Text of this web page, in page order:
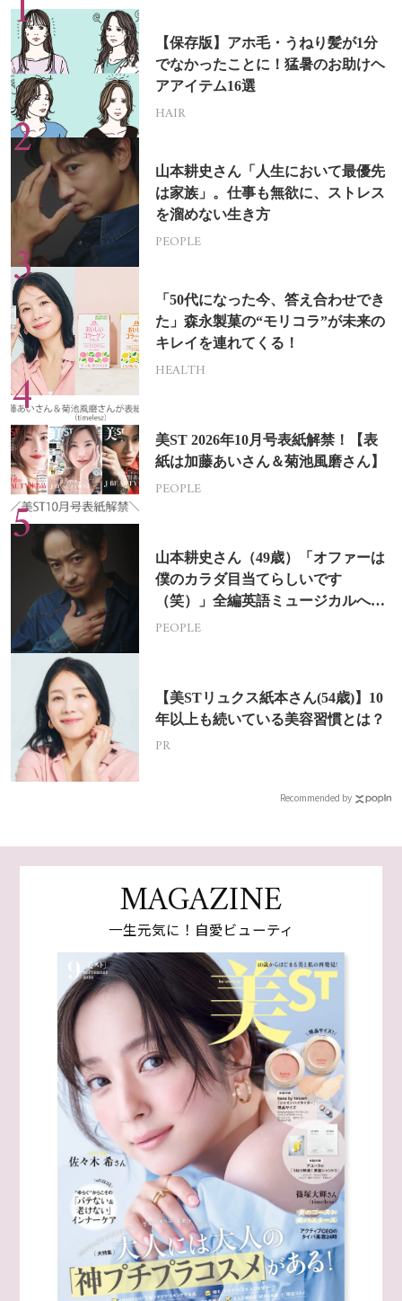
【保存版】アホ毛・うねり髪が1分
でなかったことに！猛暑のお助けヘ
アアイテム16選
HAIR
山本耕史さん「人生において最優先
は家族」。仕事も無欲に、ストレス
を溜めない生き方
PEOPLE
「50代になった今、答え合わせでき
た」森永製菓の“モリコラ”が未来の
キレイを連れてくる！
HEALTH
美ST 2026年10月号表紙解禁！【表
紙は加藤あいさん＆菊池風磨さん】
PEOPLE
山本耕史さん（49歳）「オファーは
僕のカラダ目当てらしいです
（笑）」全編英語ミュージカルへの
挑戦
PEOPLE
【美STリュクス紙本さん(54歳)】10
年以上も続いている美容習慣とは？
PR
Recommended by
MAGAZINE
一生元気に！自愛ビューティ